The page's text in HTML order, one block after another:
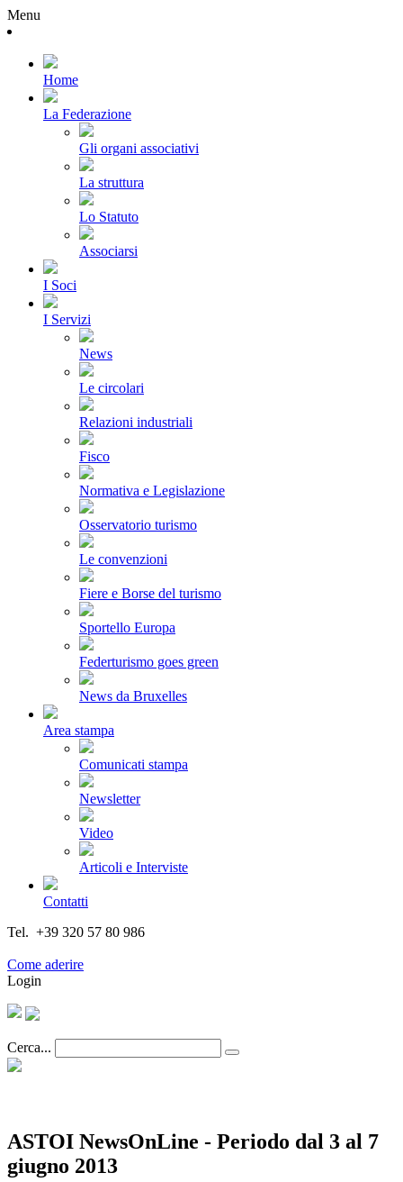
Menu
Home
La Federazione
Gli organi associativi
La struttura
Lo Statuto
Associarsi
I Soci
I Servizi
News
Le circolari
Relazioni industriali
Fisco
Normativa e Legislazione
Osservatorio turismo
Le convenzioni
Fiere e Borse del turismo
Sportello Europa
Federturismo goes green
News da Bruxelles
Area stampa
Comunicati stampa
Newsletter
Video
Articoli e Interviste
Contatti
Tel. +39 320 57 80 986
Come aderire
Login
Cerca...
ASTOI NewsOnLine - Periodo dal 3 al 7
giugno 2013